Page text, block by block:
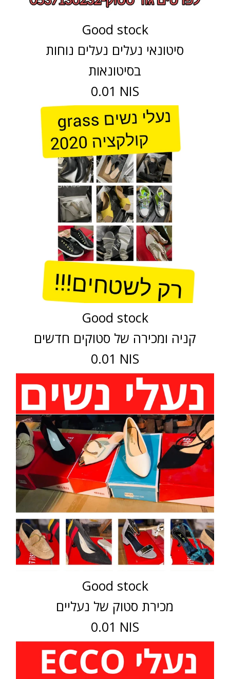
Good stock
סיטונאי נעלים נעלים נוחות
בסיטונאות
0.01 NIS
Good stock
קניה ומכירה של סטוקים חדשים
0.01 NIS
Good stock
מכירת סטוק של נעליים
0.01 NIS